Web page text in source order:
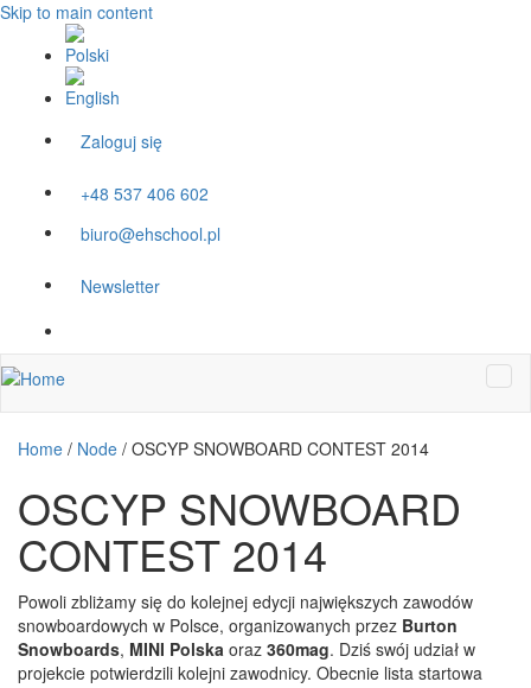
Skip to main content
Zaloguj się
+48 537 406 602
biuro@ehschool.pl
Newsletter
Home / Node / OSCYP SNOWBOARD CONTEST 2014
OSCYP SNOWBOARD
CONTEST 2014
Powoli zbliżamy się do kolejnej edycji największych zawodów
snowboardowych w Polsce, organizowanych przez Burton
Snowboards, MINI Polska oraz 360mag. Dziś swój udział w
projekcie potwierdzili kolejni zawodnicy. Obecnie lista startowa